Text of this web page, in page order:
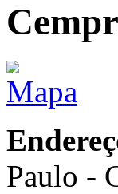
Paulo -